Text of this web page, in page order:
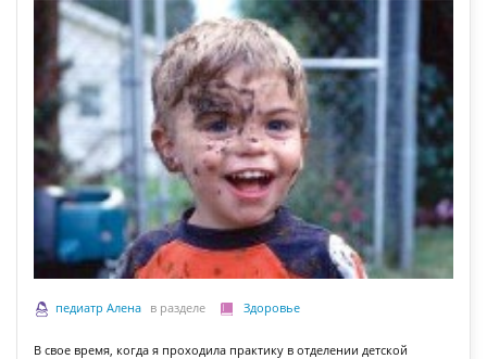
педиатр Алена в разделе Здоровье
В свое время, когда я проходила практику в отделении детской